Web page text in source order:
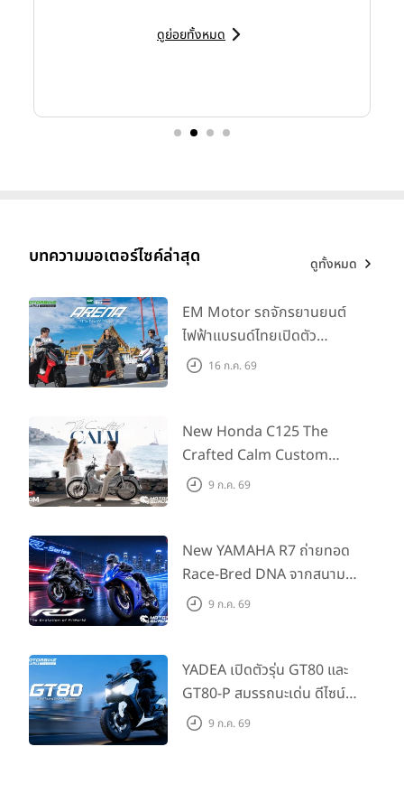
ดูย่อยทั้งหมด
บทความมอเตอร์ไซค์ล่าสุด ดูทั้งหมด
EM Motor รถจักรยานยนต์
ไฟฟ้าแบรนด์ไทยเปิดตัว
ARENA ที่มาในราคาพิเศษ
555 คันแรกรับฟรี Adapter
Type2 ฟรี
16 ก.ค. 69
New Honda C125 The
Crafted Calm Custom
Edition ถ่ายทอดความคลาสสิ
House Flagship Store ทั่ว
ประเทศ
9 ก.ค. 69
New YAMAHA R7 ถ่ายทอด
Race-Bred DNA จากสนาม
แข่งสู่ซูเปอร์สปอร์ตคลาสกลาง
9 ก.ค. 69
YADEA เปิดตัวรุ่น GT80 และ
GT80-P สมรรถนะเด่น ดีไซน์หรู
ปลอดภัย ราคาเข้าถึงง่าย จด
9 ก.ค. 69